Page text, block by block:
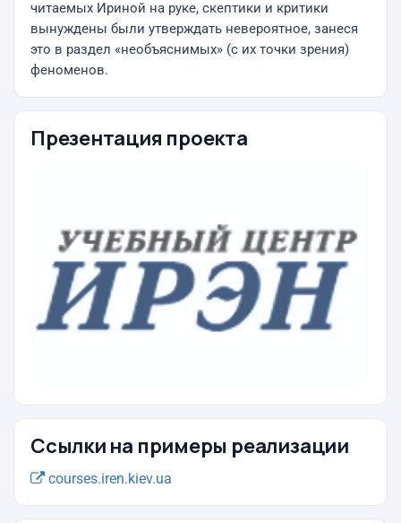
читаемых Ириной на руке, скептики и критики
вынуждены были утверждать невероятное, занеся
это в раздел «необъяснимых» (с их точки зрения)
феноменов.
Презентация проекта
Ссылки на примеры реализации
courses.iren.kiev.ua